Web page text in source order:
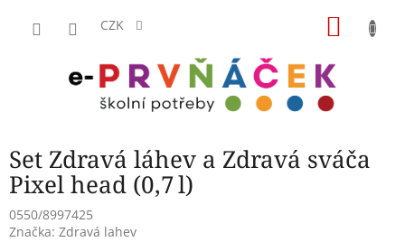
CZK
Set Zdravá láhev a Zdravá sváča
Pixel head (0,7 l)
0550/8997425
Značka: Zdravá lahev